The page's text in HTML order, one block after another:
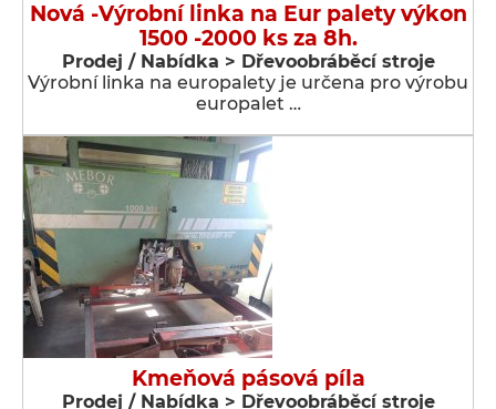
Nová -Výrobní linka na Eur palety výkon
1500 -2000 ks za 8h.
Prodej / Nabídka > Dřevoobráběcí stroje
Výrobní linka na europalety je určena pro výrobu
europalet …
Kmeňová pásová píla
Prodej / Nabídka > Dřevoobráběcí stroje